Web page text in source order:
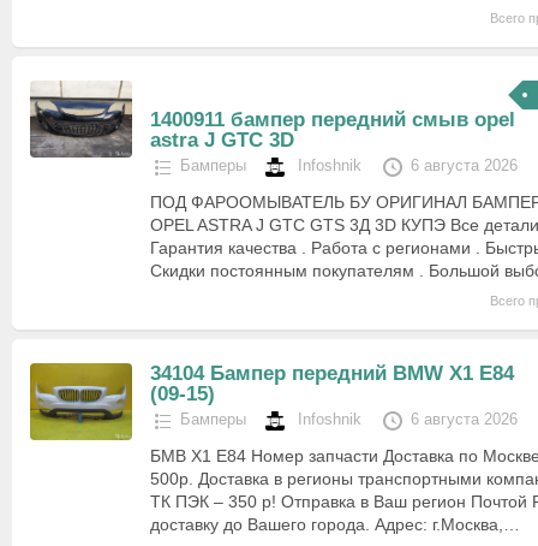
Всего
1400911 бампер передний смыв opel
astra J GTC 3D
Бамперы Infoshnik 6 августа 2026
ПОД ФАРООМЫВАТЕЛЬ БУ ОРИГИНАЛ
OPEL ASTRA J GTC GTS 3Д 3D КУПЭ Все
Гарантия качества . Работа с регионами .
Скидки постоянным покупателям . Большой
Всего
34104 Бампер передний BMW X1 E84
(09-15)
Бамперы Infoshnik 6 августа 2026
БМВ Х1 Е84 Номер запчасти Доставка по
500р. Доставка в регионы транспортными
ТК ПЭК – 350 р! Отправка в Ваш регион Почтой
доставку до Вашего города. Адрес: г.Москва,…